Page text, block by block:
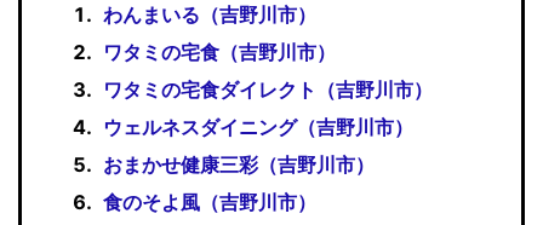
わんまいる（吉野川市）
ワタミの宅食（吉野川市）
ワタミの宅食ダイレクト（吉野川市）
ウェルネスダイニング（吉野川市）
おまかせ健康三彩（吉野川市）
食のそよ風（吉野川市）